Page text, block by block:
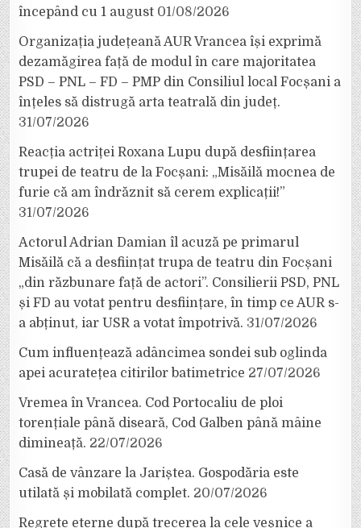
începând cu 1 august 01/08/2026
Organizația județeană AUR Vrancea își exprimă
dezamăgirea față de modul în care majoritatea
PSD – PNL – FD – PMP din Consiliul local Focșani a
înțeles să distrugă arta teatrală din județ.
31/07/2026
Reacția actriței Roxana Lupu după desființarea
trupei de teatru de la Focșani: „Misăilă mocnea de
furie că am îndrăznit să cerem explicații!”
31/07/2026
Actorul Adrian Damian îl acuză pe primarul
Misăilă că a desființat trupa de teatru din Focșani
„din răzbunare față de actori”. Consilierii PSD, PNL
și FD au votat pentru desființare, în timp ce AUR s-
a abținut, iar USR a votat împotrivă. 31/07/2026
Cum influențează adâncimea sondei sub oglinda
apei acuratețea citirilor batimetrice 27/07/2026
Vremea în Vrancea. Cod Portocaliu de ploi
torențiale până diseară, Cod Galben până mâine
dimineață. 22/07/2026
Casă de vânzare la Jariștea. Gospodăria este
utilată și mobilată complet. 20/07/2026
Regrete eterne după trecerea la cele veșnice a